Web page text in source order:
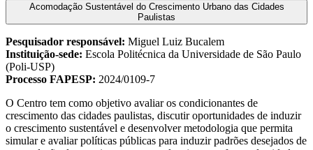
Acomodação Sustentável do Crescimento Urbano das Cidades
Paulistas
Pesquisador responsável: Miguel Luiz Bucalem
Instituição-sede: Escola Politécnica da Universidade de São Paulo
(Poli-USP)
Processo FAPESP: 2024/0109-7
O Centro tem como objetivo avaliar os condicionantes de
crescimento das cidades paulistas, discutir oportunidades de induzir
o crescimento sustentável e desenvolver metodologia que permita
simular e avaliar políticas públicas para induzir padrões desejados de